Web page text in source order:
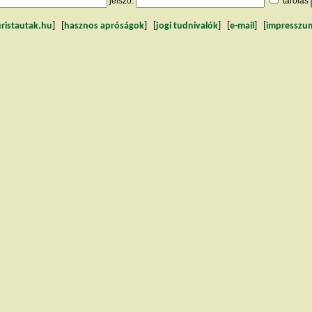
hasznos apróságok jogi tudnivalók e-mail